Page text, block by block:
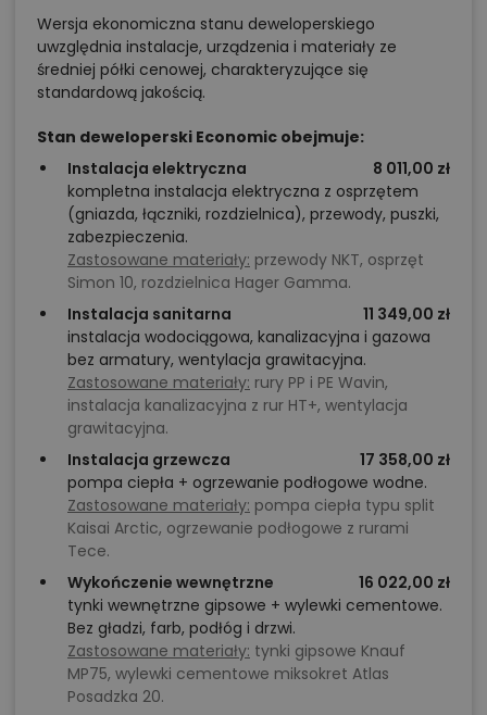
Wersja ekonomiczna stanu deweloperskiego
uwzględnia instalacje, urządzenia i materiały ze
średniej półki cenowej, charakteryzujące się
standardową jakością.
Stan deweloperski Economic obejmuje:
Instalacja elektryczna
8 011,00 zł
kompletna instalacja elektryczna z osprzętem
(gniazda, łączniki, rozdzielnica), przewody, puszki,
zabezpieczenia.
Zastosowane materiały: przewody NKT, osprzęt
Simon 10, rozdzielnica Hager Gamma.
Instalacja sanitarna
11 349,00 zł
instalacja wodociągowa, kanalizacyjna i gazowa
bez armatury, wentylacja grawitacyjna.
Zastosowane materiały: rury PP i PE Wavin,
instalacja kanalizacyjna z rur HT+, wentylacja
grawitacyjna.
Instalacja grzewcza
17 358,00 zł
pompa ciepła + ogrzewanie podłogowe wodne.
Zastosowane materiały: pompa ciepła typu split
Kaisai Arctic, ogrzewanie podłogowe z rurami
Tece.
Wykończenie wewnętrzne
16 022,00 zł
tynki wewnętrzne gipsowe + wylewki cementowe.
Bez gładzi, farb, podłóg i drzwi.
Zastosowane materiały: tynki gipsowe Knauf
MP75, wylewki cementowe miksokret Atlas
Posadzka 20.